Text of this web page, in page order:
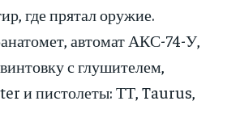
где прятал оружие.
автомат АКС-74-У,
с глушителем,
и пистолеты: ТТ, Taurus,